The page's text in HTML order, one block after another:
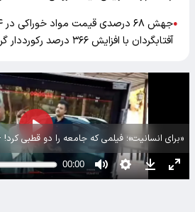
●
آفتابگردان با افزایش ۳۶۶ درصد رکورددار گرانی
«برای انسانیت»؛ فیلمی که جامعه را دو قطبی کرد!